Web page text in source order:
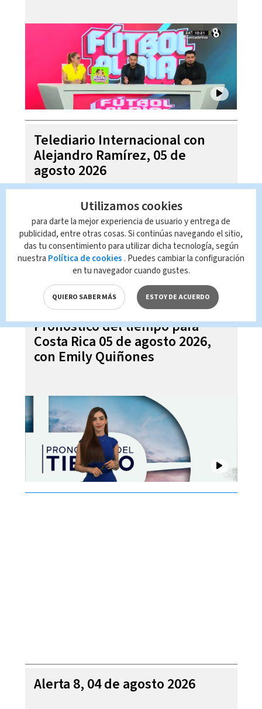
Telediario Internacional con
Alejandro Ramírez, 05 de
agosto 2026
Pronóstico del tiempo para
Costa Rica 05 de agosto 2026,
con Emily Quiñones
Alerta 8, 04 de agosto 2026
Utilizamos cookies
para darte la mejor experiencia de usuario y entrega de
publicidad, entre otras cosas. Si continúas navegando el sitio,
das tu consentimiento para utilizar dicha tecnología, según
nuestra Política de cookies . Puedes cambiar la configuración
en tu navegador cuando gustes.
QUIERO SABER MÁS ESTOY DE ACUERDO